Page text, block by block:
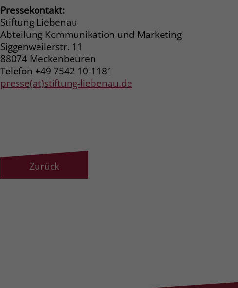
Pressekontakt:
Stiftung Liebenau
Abteilung Kommunikation und Marketing
Siggenweilerstr. 11
88074 Meckenbeuren
Telefon +49 7542 10-1181
presse(at)stiftung-liebenau.de
Zurück